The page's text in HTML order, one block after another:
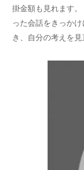
掛金額も見れます
った会話をきっか
き、自分の考えを見